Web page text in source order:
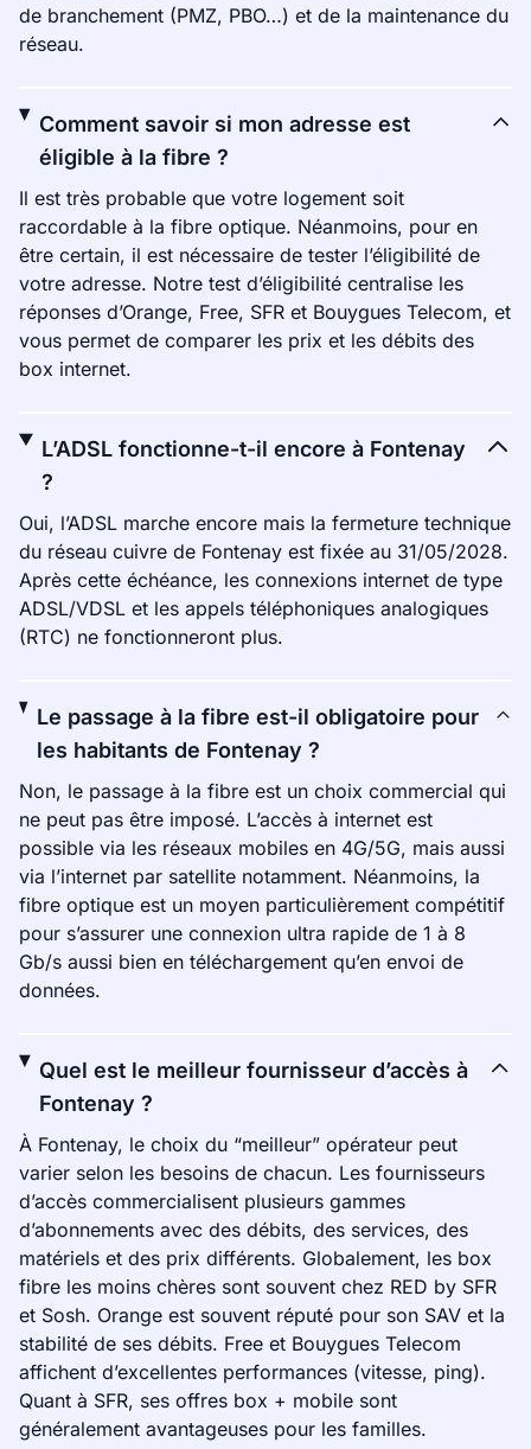
de branchement (PMZ, PBO…) et de la maintenance du
réseau.
Comment savoir si mon adresse est
éligible à la fibre ?
Il est très probable que votre logement soit
raccordable à la fibre optique. Néanmoins, pour en
être certain, il est nécessaire de tester l’éligibilité de
votre adresse. Notre test d’éligibilité centralise les
réponses d’Orange, Free, SFR et Bouygues Telecom, et
vous permet de comparer les prix et les débits des
box internet.
L’ADSL fonctionne-t-il encore à Fontenay
?
Oui, l’ADSL marche encore mais la fermeture technique
du réseau cuivre de Fontenay est fixée au 31/05/2028.
Après cette échéance, les connexions internet de type
ADSL/VDSL et les appels téléphoniques analogiques
(RTC) ne fonctionneront plus.
Le passage à la fibre est-il obligatoire pour
les habitants de Fontenay ?
Non, le passage à la fibre est un choix commercial qui
ne peut pas être imposé. L’accès à internet est
possible via les réseaux mobiles en 4G/5G, mais aussi
via l’internet par satellite notamment. Néanmoins, la
fibre optique est un moyen particulièrement compétitif
pour s’assurer une connexion ultra rapide de 1 à 8
Gb/s aussi bien en téléchargement qu’en envoi de
données.
Quel est le meilleur fournisseur d’accès à
Fontenay ?
À Fontenay, le choix du “meilleur” opérateur peut
varier selon les besoins de chacun. Les fournisseurs
d’accès commercialisent plusieurs gammes
d’abonnements avec des débits, des services, des
matériels et des prix différents. Globalement, les box
fibre les moins chères sont souvent chez RED by SFR
et Sosh. Orange est souvent réputé pour son SAV et la
stabilité de ses débits. Free et Bouygues Telecom
affichent d’excellentes performances (vitesse, ping).
Quant à SFR, ses offres box + mobile sont
généralement avantageuses pour les familles.